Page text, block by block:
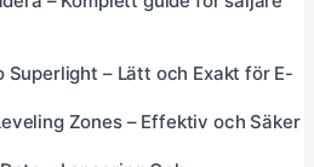
Superlight – Lätt och Exakt för E-
Zones – Effektiv och Säker